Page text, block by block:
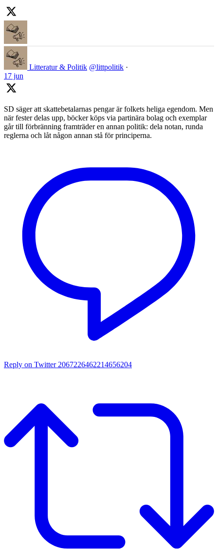
Litteratur & Politik @littpolitik ·
17 jun
SD säger att skattebetalarnas pengar är folkets heliga egendom. Men
när fester delas upp, böcker köps via partinära bolag och exemplar
går till förbränning framträder en annan politik: dela notan, runda
reglerna och låt någon annan stå för principerna.
Reply on Twitter 2067226462214656204